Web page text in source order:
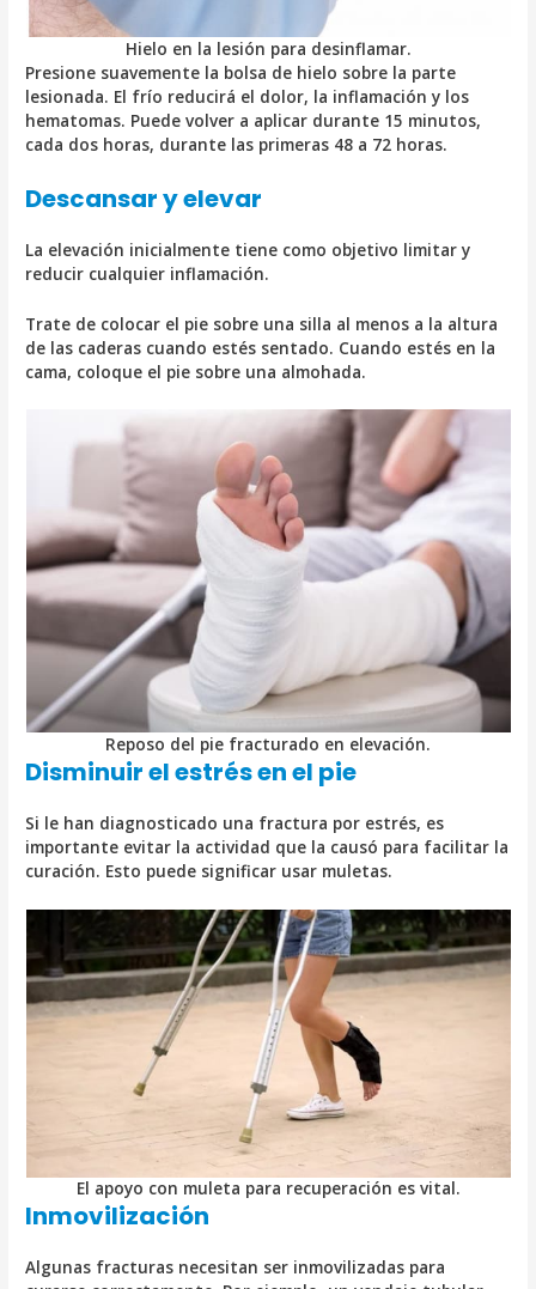
Hielo en la lesión para desinflamar.
Presione suavemente la bolsa de hielo sobre la parte
lesionada. El frío reducirá el dolor, la inflamación y los
hematomas. Puede volver a aplicar durante 15 minutos,
cada dos horas, durante las primeras 48 a 72 horas.
Descansar y elevar
La elevación inicialmente tiene como objetivo limitar y
reducir cualquier inflamación.
Trate de colocar el pie sobre una silla al menos a la altura
de las caderas cuando estés sentado. Cuando estés en la
cama, coloque el pie sobre una almohada.
Reposo del pie fracturado en elevación.
Disminuir el estrés en el pie
Si le han diagnosticado una fractura por estrés, es
importante evitar la actividad que la causó para facilitar la
curación. Esto puede significar usar muletas.
El apoyo con muleta para recuperación es vital.
Inmovilización
Algunas fracturas necesitan ser inmovilizadas para